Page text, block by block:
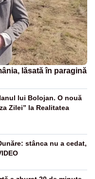
lăsată în paragină
lui Bolojan. O nouă
Zilei” la Realitatea
stânca nu a cedat,